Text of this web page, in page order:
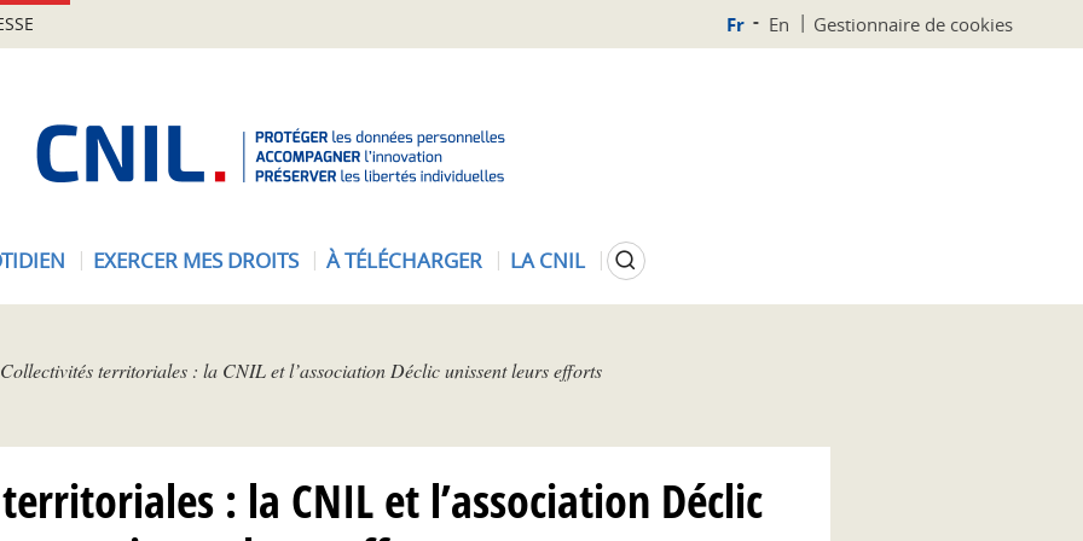
Fr En Gestionnaire de cookies
N
EXERCER MES DROITS À TÉLÉCHARGER LA CNIL Rechercher
Collectivités territoriales : la CNIL et l’association Déclic unissent leurs efforts
: la CNIL et l’association Déclic